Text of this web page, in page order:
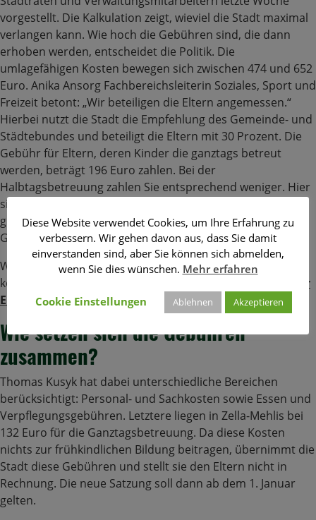
vorgestellt. Die Kalkulation zeigt, wieviel die Stadt maximal
verlangen kann. Wie hoch die Gebühren sind, die dann
erhoben werden, entscheidet die Politik. Die
umlagefähigen Kosten bewegen sich zwischen 474 und 652
Euro. Anika Ansorg Fachbereichsleiterin Soziales, Sport und
Freizeit betont: „Wir beteiligen die Eltern angemessen.“
Hierbei nutzt die Stadt die Empfehlung des Gemeinde- und
Städtebundes und beteiligt die Eltern mit 30 Prozent. Die
Gebühr für Eltern, deren Kinder die ganztags betreut
werden, beträgt 196 Euro zahlen. Bei der
Halbtagsbetreuung zahlen Sie entsprechend weniger. Hier
sind es 142 Euro. Wenn Eltern mehrere Kinder haben, die
gleichzeitig in die Betreuung gehen, verringert sich die
Gebühr.
Wenn Sie ein Digitalabo von insuedthueringen.de haben,
können Sie den
Zeitungsartikel über die Kalkulation der
Elternbeiträgehier online nachlesen.
Wie setzen sich die Gebühren
zusammen?
Thomas Kusyk hat dabei unterschiedliche Bereichen
berücksichtigt: Personal- und Sachkosten sowie Essen und
Verpflegungsgebühren. Letztere liegen in Zella-Mehlis bei
132 Euro für die Ganztagsbetreuung. Da diese Kosten
nichts zur frühkindlichen Bildung beitragen, übernimmt die
Stadt diese Gebühren und stellt sie den Eltern nicht in
Rechnung. Die neue Satzung soll dann ab dem 1. Januar
gelten.
Diese Website verwendet Cookies, um Ihre Erfahrung zu
verbessern. Wir gehen davon aus, dass Sie damit
einverstanden sind, aber Sie können sich abmelden,
wenn Sie dies wünschen. Mehr erfahren
Cookie Einstellungen Ablehnen Akzeptieren